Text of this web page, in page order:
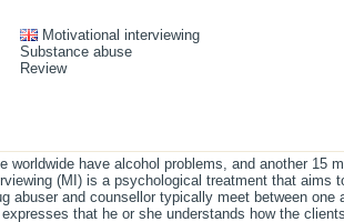
Motivational interviewing
Substance abuse
Review
worldwide have alcohol problems, and another 15
(MI) is a psychological treatment that aims
abuser and counsellor typically meet between one
that he or she understands how the